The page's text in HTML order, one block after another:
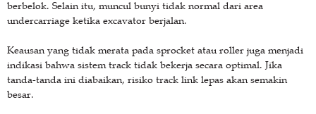
berbelok. Selain itu, muncul bunyi tidak normal dari area
undercarriage ketika excavator berjalan.
Keausan yang tidak merata pada sprocket atau roller juga menjadi
indikasi bahwa sistem track tidak bekerja secara optimal. Jika
tanda-tanda ini diabaikan, risiko track link lepas akan semakin
besar.